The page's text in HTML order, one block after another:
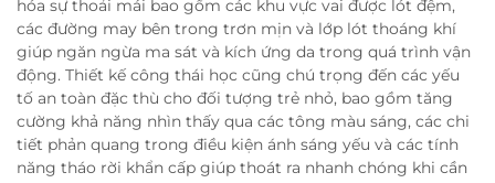
hóa sự thoải mái bao gồm các khu vực vai được lót đệm,
các đường may bên trong trơn mịn và lớp lót thoáng khí
giúp ngăn ngừa ma sát và kích ứng da trong quá trình vận
động. Thiết kế công thái học cũng chú trọng đến các yếu
tố an toàn đặc thù cho đối tượng trẻ nhỏ, bao gồm tăng
cường khả năng nhìn thấy qua các tông màu sáng, các chi
tiết phản quang trong điều kiện ánh sáng yếu và các tính
năng tháo rời khẩn cấp giúp thoát ra nhanh chóng khi cần